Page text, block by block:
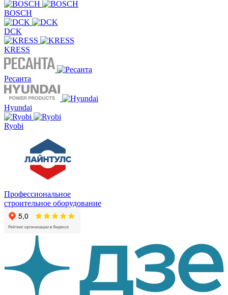
BOSCH
DCK
KRESS
Ресанта
Hyundai
Ryobi
Профессиональное
строительное оборудование